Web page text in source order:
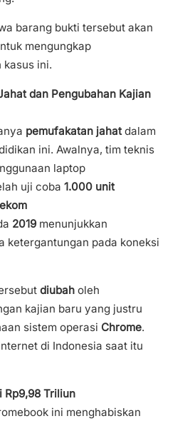
barang bukti tersebut akan
mengungkap
kasus ini.
dan Pengubahan Kajian
pemufakatan jahatdalam
ini. Awalnya, tim teknis
laptop
uji coba 1.000 unit
2019 menunjukkan
ketergantungan pada koneksi
diubah oleh
kajian baru yang justru
sistem operasi Chrome.
di Indonesia saat itu
Rp9,98 Triliun
ini menghabiskan